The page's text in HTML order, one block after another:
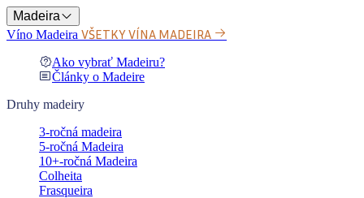
Madeira
Víno Madeira VŠETKY VÍNA MADEIRA
Ako vybrať Madeiru?
Články o Madeire
Druhy madeiry
3-ročná madeira
5-ročná Madeira
10+-ročná Madeira
Colheita
Frasqueira